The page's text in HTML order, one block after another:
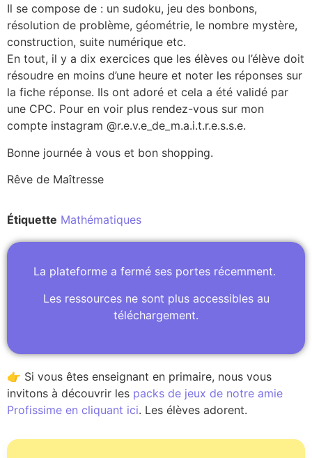
Il se compose de : un sudoku, jeu des bonbons,
résolution de problème, géométrie, le nombre mystère,
construction, suite numérique etc.
En tout, il y a dix exercices que les élèves ou l’élève doit
résoudre en moins d’une heure et noter les réponses sur
la fiche réponse. Ils ont adoré et cela a été validé par
une CPC. Pour en voir plus rendez-vous sur mon
compte instagram @r.e.v.e_de_m.a.i.t.r.e.s.s.e.
Bonne journée à vous et bon shopping.
Rêve de Maîtresse
Étiquette Mathématiques
La plateforme a fermé ses portes récemment.
Les ressources ne sont plus accessibles au
téléchargement.
👉 Si vous êtes enseignant en primaire, nous vous
invitons à découvrir les packs de jeux de notre amie
Profissime en cliquant ici. Les élèves adorent.